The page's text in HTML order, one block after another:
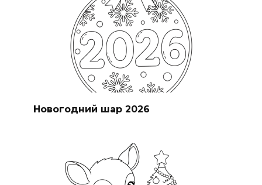
Новогодний шар 2026